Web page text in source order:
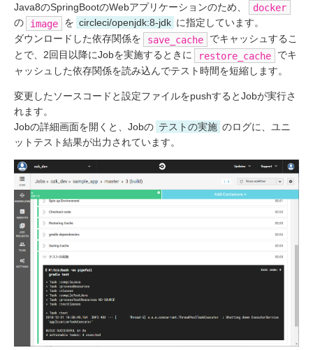
Java8のSpringBootのWebアプリケーションのため、
docker
の
image を circleci/openjdk:8-jdk に指定しています。
ダウンロードした依存関係を
save_cache
でキャッシュするこ
とで、2回目以降にJobを実施するときに
restore_cache
でキ
ャッシュした依存関係を読み込んでテスト時間を短縮します。
変更したソースコードと設定ファイルをpushするとJobが実行さ
れます。
Jobの詳細画面を開くと、Jobの テストの実施 のログに、ユニ
ットテスト結果が出力されています。